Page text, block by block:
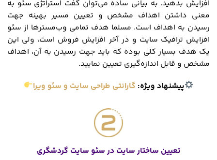
افزایش بدهید. به بیانی ساده می‌توان گفت استراتژی سئو به
معنی داشتن اهداف مشخص و تعیین مسیر بهینه جهت
رسیدن به اهداف است. مسلما هدف تمامی وب‌مسترها از سئو
افزایش ترافیک سایت و در آخر افزایش فروش است، ولی این
یک هدف بسیار کلی بوده که باید جهت رسیدن به آن، اهداف
مشخص و قابل اندازه‌گیری تعیین نمایید.
پیشنهاد ویژه: گارانتی طراحی سایت و سئو ویرا
تعیین ساختار سایت در سئو سایت گردشگری